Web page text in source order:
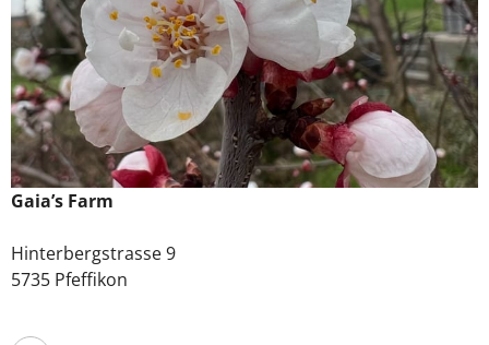
Gaia’s Farm
Hinterbergstrasse 9
5735 Pfeffikon